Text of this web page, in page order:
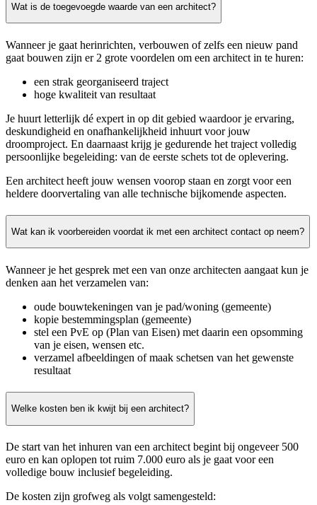
Wat is de toegevoegde waarde van een architect?
Wanneer je gaat herinrichten, verbouwen of zelfs een nieuw pand
gaat bouwen zijn er 2 grote voordelen om een architect in te huren:
een strak georganiseerd traject
hoge kwaliteit van resultaat
Je huurt letterlijk dé expert in op dit gebied waardoor je ervaring,
deskundigheid en onafhankelijkheid inhuurt voor jouw
droomproject. En daarnaast krijg je gedurende het traject volledig
persoonlijke begeleiding: van de eerste schets tot de oplevering.
Een architect heeft jouw wensen voorop staan en zorgt voor een
heldere doorvertaling van alle technische bijkomende aspecten.
Wat kan ik voorbereiden voordat ik met een architect contact op neem?
Wanneer je het gesprek met een van onze architecten aangaat kun je
denken aan het verzamelen van:
oude bouwtekeningen van je pad/woning (gemeente)
kopie bestemmingsplan (gemeente)
stel een PvE op (Plan van Eisen) met daarin een opsomming
van je eisen, wensen etc.
verzamel afbeeldingen of maak schetsen van het gewenste
resultaat
Welke kosten ben ik kwijt bij een architect?
De start van het inhuren van een architect begint bij ongeveer 500
euro en kan oplopen tot ruim 7.000 euro als je gaat voor een
volledige bouw inclusief begeleiding.
De kosten zijn grofweg als volgt samengesteld: